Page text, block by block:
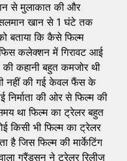
से मुलाकात की और
सलमान खान से 1 घंटे तक
बताया कि कैसे फिल्म
कलेक्शन में गिरावट आई
कहानी बहुत कमजोर थी
नहीं की गई केवल फैंस के
निर्माता की ओर से फिल्म की
था फिल्म का ट्रेलर बहुत
किसी भी फिल्म का ट्रेलर
है जिस फिल्म की मार्केटिंग
ग्रैंडसन ने ट्रेलर रिलीज